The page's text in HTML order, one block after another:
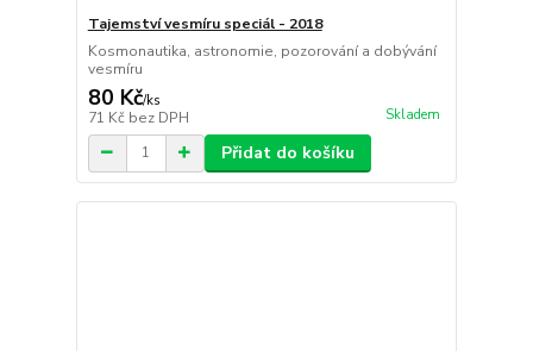
Tajemství vesmíru speciál - 2018
Kosmonautika, astronomie, pozorování a dobývání
vesmíru
80 Kč/ks
71 Kč bez DPH Skladem
Přidat do košíku